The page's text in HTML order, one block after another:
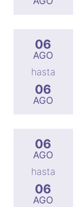
06
AGO
hasta
06
AGO
06
AGO
hasta
06
AGO